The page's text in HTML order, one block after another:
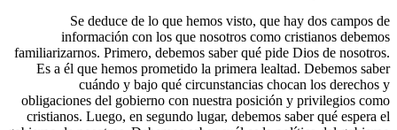
Se deduce de lo que hemos visto,
información con los que nosotros
familiarizarnos. Primero, debemos saber
Es a él que hemos prometido la primera
cuándo y bajo qué
obligaciones del gobierno con nuestra
cristianos. Luego, en segundo lugar,